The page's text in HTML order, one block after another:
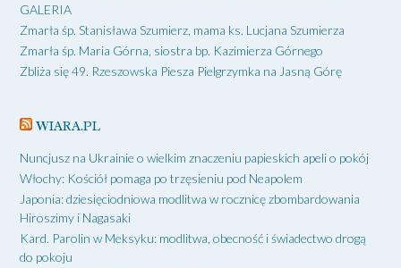
GALERIA
Zmarła śp. Stanisława Szumierz, mama ks. Lucjana Szumierza
Zmarła śp. Maria Górna, siostra bp. Kazimierza Górnego
Zbliża się 49. Rzeszowska Piesza Pielgrzymka na Jasną Górę
WIARA.PL
Nuncjusz na Ukrainie o wielkim znaczeniu papieskich apeli o pokój
Włochy: Kościół pomaga po trzęsieniu pod Neapolem
Japonia: dziesięciodniowa modlitwa w rocznicę zbombardowania
Hiroszimy i Nagasaki
Kard. Parolin w Meksyku: modlitwa, obecność i świadectwo drogą
do pokoju